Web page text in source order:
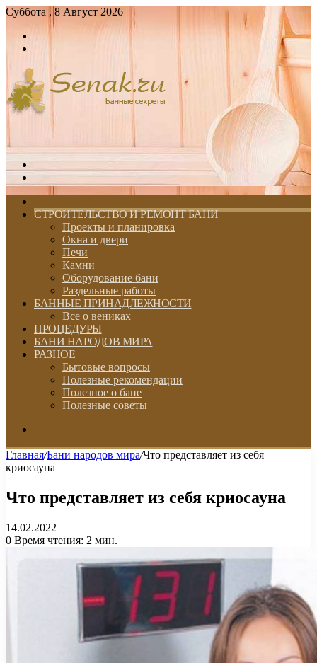
Суббота , 8 Август 2026
Войти
skin
СТРОИТЕЛЬСТВО И РЕМОНТ БАНИ
Проекты и планировка
Окна и двери
Печи
Камни
Оборудование бани
Раздельные работы
БАННЫЕ ПРИНАДЛЕЖНОСТИ
Все о вениках
ПРОЦЕДУРЫ
БАНИ НАРОДОВ МИРА
РАЗНОЕ
Бытовые вопросы
Полезные рекомендации
Полезное о бане
Полезные советы
Главная/Бани народов мира/Что представляет из себя
криосауна
Что представляет из себя криосауна
14.02.2022
0 Время чтения: 2 мин.